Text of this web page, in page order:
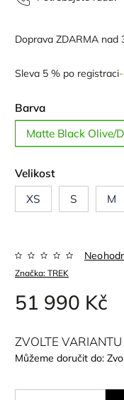
Doprava ZDARMA nad
Sleva 5 % po registraci
Barva
Matte Black Olive/
Velikost
XS
S M
Značka: TREK
51 990 Kč
ZVOLTE VARIANTU
Můžeme doručit do: